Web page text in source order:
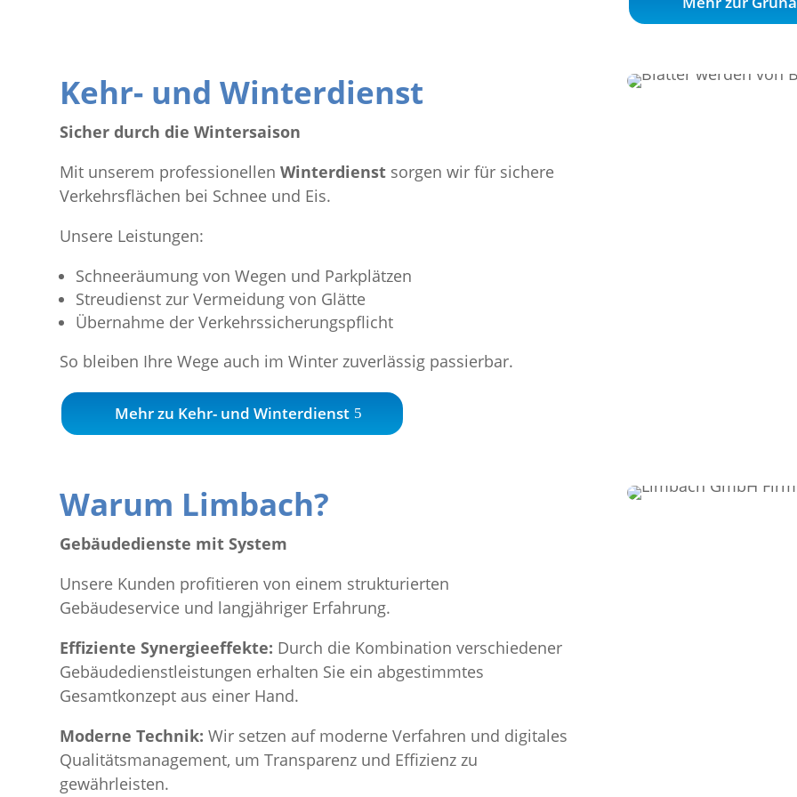
Kehr- und Winterdienst
Sicher durch die Wintersaison
Mit unserem professionellenWinterdienst sorgen wir für sichere
Verkehrsflächen bei Schnee und Eis.
Unsere Leistungen:
Schneeräumung von Wegen und Parkplätzen
Streudienst zur Vermeidung von Glätte
Übernahme der Verkehrssicherungspflicht
So bleiben Ihre Wege auch im Winter zuverlässig passierbar.
Mehr zu Kehr- und Winterdienst
Warum Limbach?
Gebäudedienste mit System
Unsere Kunden profitieren von einem strukturierten
Gebäudeservice und langjähriger Erfahrung.
Effiziente Synergieeffekte: Durch die Kombination verschiedener
Gebäudedienstleistungen erhalten Sie ein abgestimmtes
Gesamtkonzept aus einer Hand.
Moderne Technik: Wir setzen auf moderne Verfahren und digitales
Qualitätsmanagement, um Transparenz und Effizienz zu
gewährleisten.